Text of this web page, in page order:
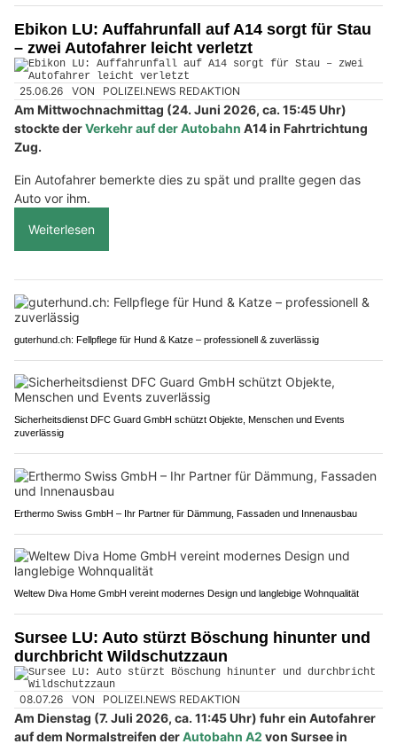
Ebikon LU: Auffahrunfall auf A14 sorgt für Stau
– zwei Autofahrer leicht verletzt
25.06.26 VON POLIZEI.NEWS REDAKTION
Am Mittwochnachmittag (24. Juni 2026, ca. 15:45 Uhr)
stockte derVerkehr auf der Autobahn A14 in Fahrtrichtung
Zug.
Ein Autofahrer bemerkte dies zu spät und prallte gegen das
Auto vor ihm.
Weiterlesen
guterhund.ch: Fellpflege für Hund & Katze – professionell & zuverlässig
Sicherheitsdienst DFC Guard GmbH schützt Objekte, Menschen und Events
zuverlässig
Erthermo Swiss GmbH – Ihr Partner für Dämmung, Fassaden und Innenausbau
Weltew Diva Home GmbH vereint modernes Design und langlebige Wohnqualität
Sursee LU: Auto stürzt Böschung hinunter und
durchbricht Wildschutzzaun
08.07.26 VON POLIZEI.NEWS REDAKTION
Am Dienstag (7. Juli 2026, ca. 11:45 Uhr) fuhr ein Autofahrer
auf dem Normalstreifen derAutobahn A2 von Sursee in